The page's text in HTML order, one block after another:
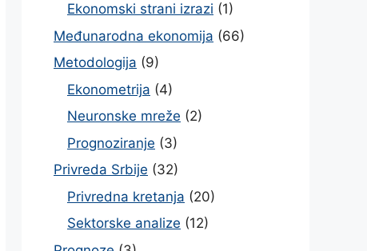
Ekonomski strani izrazi (1)
Međunarodna ekonomija (66)
Metodologija (9)
Ekonometrija (4)
Neuronske mreže (2)
Prognoziranje (3)
Privreda Srbije (32)
Privredna kretanja (20)
Sektorske analize (12)